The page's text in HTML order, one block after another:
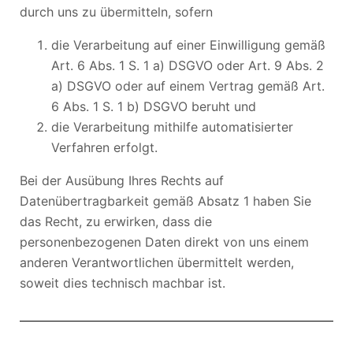
durch uns zu übermitteln, sofern
die Verarbeitung auf einer Einwilligung gemäß
Art. 6 Abs. 1 S. 1 a) DSGVO oder Art. 9 Abs. 2
a) DSGVO oder auf einem Vertrag gemäß Art.
6 Abs. 1 S. 1 b) DSGVO beruht und
die Verarbeitung mithilfe automatisierter
Verfahren erfolgt.
Bei der Ausübung Ihres Rechts auf
Datenübertragbarkeit gemäß Absatz 1 haben Sie
das Recht, zu erwirken, dass die
personenbezogenen Daten direkt von uns einem
anderen Verantwortlichen übermittelt werden,
soweit dies technisch machbar ist.